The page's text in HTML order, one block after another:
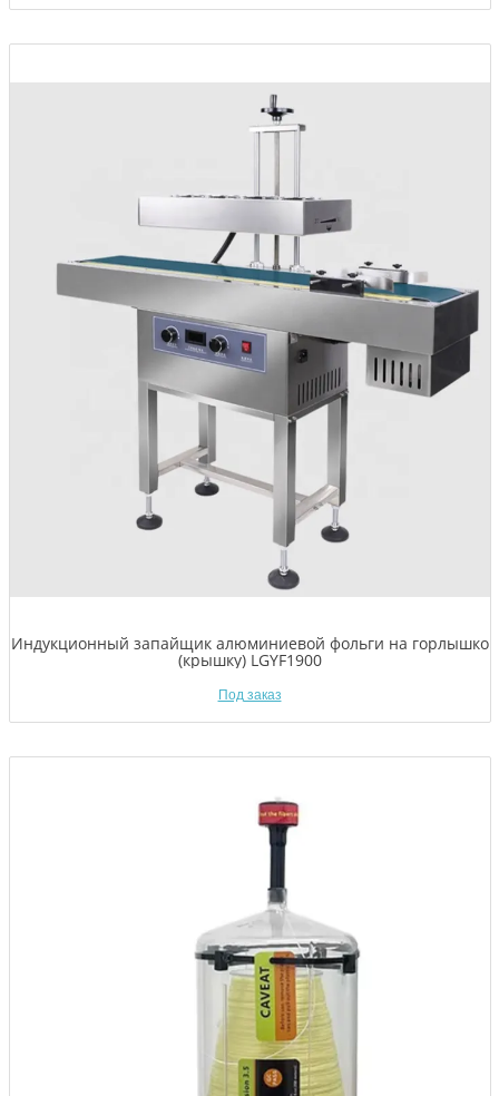
Индукционный запайщик алюминиевой фольги на горлышко
(крышку) LGYF1900
Под заказ